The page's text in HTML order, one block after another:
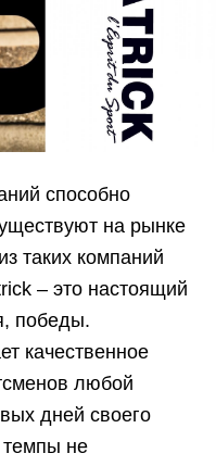
способно
на рынке
таких компаний
– это настоящий
победы.
качественное
любой
дней своего
темпы не